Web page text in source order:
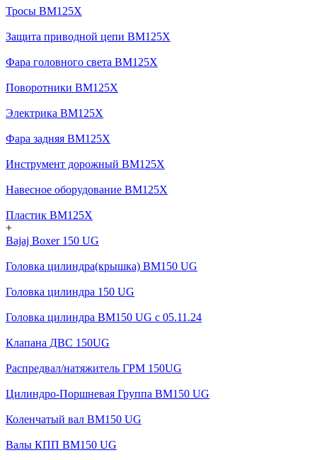
Тросы BM125X
Защита приводной цепи BM125X
Фара головного света BM125X
Поворотники BM125X
Электрика BM125X
Фара задняя BM125X
Инструмент дорожный BM125X
Навесное оборудование BM125X
Пластик BM125X
+
Bajaj Boxer 150 UG
Головка цилиндра(крышка) BM150 UG
Головка цилиндра 150 UG
Головка цилиндра BM150 UG c 05.11.24
Клапана ДВС 150UG
Распредвал/натяжитель ГРМ 150UG
Цилиндро-Поршневая Группа BM150 UG
Коленчатый вал BM150 UG
Валы КПП BM150 UG